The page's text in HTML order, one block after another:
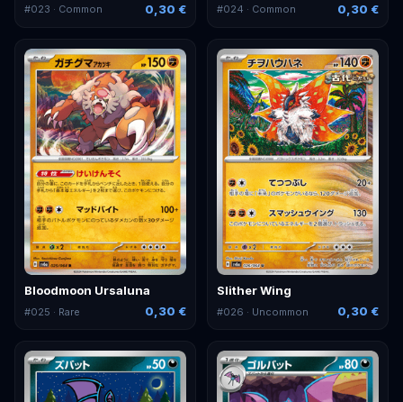
#023 · Common 0,30 € #024 · Common 0,30 €
Bloodmoon Ursaluna
#025 · Rare 0,30 €
Slither Wing
#026 · Uncommon 0,30 €